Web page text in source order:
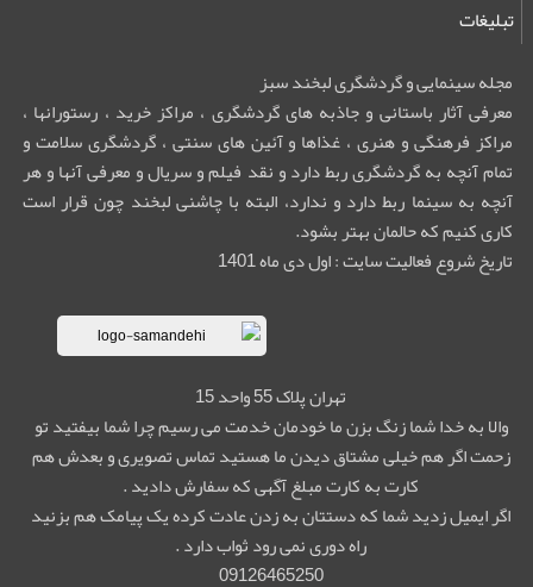
تبلیغات
مجله سینمایی و گردشگری لبخند سبز
معرفی آثار باستانی و جاذبه های گردشگری ، مراکز خرید ، رستورانها ،
مراکز فرهنگی و هنری ، غذاها و آئین های سنتی ، گردشگری سلامت و
تمام آنچه به گردشگری ربط دارد و نقد فیلم و سریال و معرفی آنها و هر
آنچه به سینما ربط دارد و ندارد، البته با چاشنی لبخند چون قرار است
کاری کنیم که حالمان بهتر بشود.
تاریخ شروع فعالیت سایت : اول دی ماه 1401
تهران پلاک 55 واحد 15
والا به خدا شما زنگ بزن ما خودمان خدمت می رسیم چرا شما بیفتید تو
زحمت اگر هم خیلی مشتاق دیدن ما هستید تماس تصویری و بعدش هم
کارت به کارت مبلغ آگهی که سفارش دادید .
اگر ایمیل زدید شما که دستتان به زدن عادت کرده یک پیامک هم بزنید
راه دوری نمی رود ثواب دارد .
09126465250